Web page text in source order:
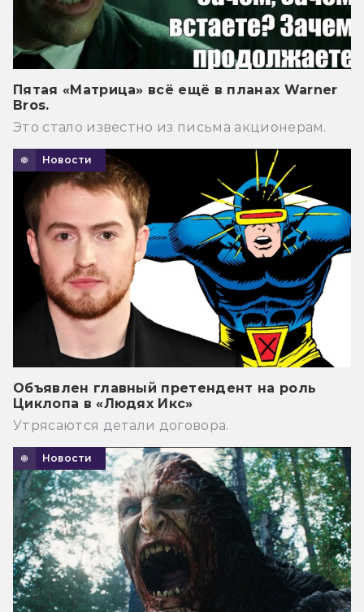
Пятая «Матрица» всё ещё в планах Warner
Bros.
Это стало известно из письма акционерам.
Новости
Объявлен главный претендент на роль
Циклопа в «Людях Икс»
Утрясаются детали договора.
Новости